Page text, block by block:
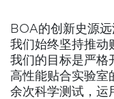
BOA的创新史源远
我们始终坚持推动
我们的目标是严格
高性能贴合实验室
余次科学测试，运